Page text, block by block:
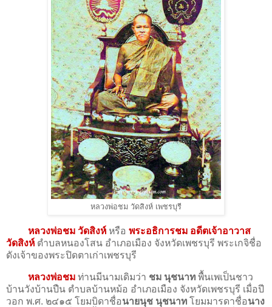
หลวงพ่อชม วัดสิงห์ เพชรบุรี
หลวงพ่อชม วัดสิงห์ หรือ พระอธิการชม อดีตเจ้าอาวาส
วัดสิงห์ ตำบลหนองโสน อำเภอเมือง จังหวัดเพชรบุรี พระเกจิชื่อ
ดังเจ้าของพระปิดตาเก่าเพชรบุรี
หลวงพ่อชม ท่านมีนามเดิมว่า ชม นุชนาท พื้นเพเป็นชาว
บ้านวังบ้านปืน ตำบลบ้านหม้อ อำเภอเมือง จังหวัดเพชรบุรี เมื่อปี
วอก พ.ศ. ๒๔๑๕ โยมบิดาชื่อนายนุช นุชนาท โยมมารดาชื่อนาง